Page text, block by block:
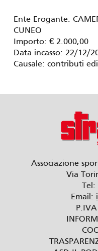
Ente Erogante:
CUNEO
Importo: € 2.000,00
Data incasso: 22/12/
Causale: contributi
Associazione
Via
Tel:
Email: